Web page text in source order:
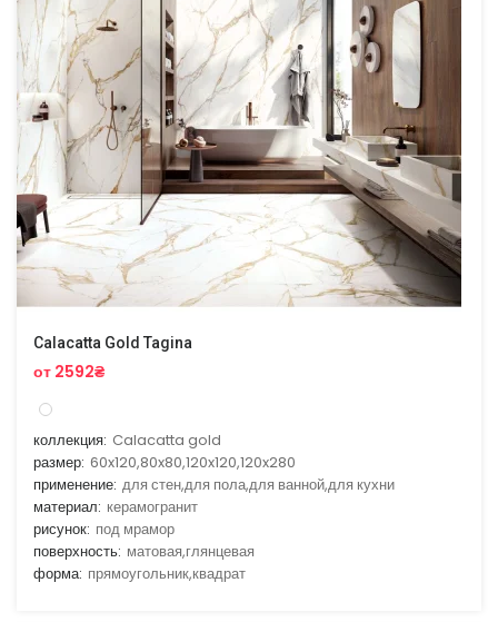
Calacatta Gold Tagina
от 2592₴
коллекция: Calacatta gold
размер: 60x120,80x80,120x120,120x280
применение: для стен,для пола,для ванной,для кухни
материал: керамогранит
рисунок: под мрамор
поверхность: матовая,глянцевая
форма: прямоугольник,квадрат